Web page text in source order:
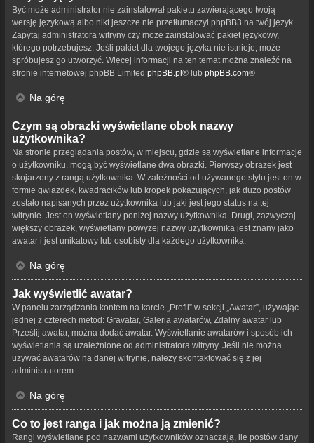
Być może administrator nie zainstalował pakietu zawierającego twoją
wersję językową albo nikt jeszcze nie przetłumaczył phpBB3 na twój język.
Zapytaj administratora witryny czy może zainstalować pakiet językowy,
którego potrzebujesz. Jeśli pakiet dla twojego języka nie istnieje, może
spróbujesz go utworzyć. Więcej informacji na ten temat można znaleźć na
stronie internetowej phpBB Limited phpBB.pl® lub phpBB.com®
Na górę
Czym są obrazki wyświetlane obok nazwy
użytkownika?
Na stronie przeglądania postów, w miejscu, gdzie są wyświetlane informacje
o użytkowniku, mogą być wyświetlane dwa obrazki. Pierwszy obrazek jest
skojarzony z rangą użytkownika. W zależności od używanego stylu jest on w
formie gwiazdek, kwadracików lub kropek pokazujących, jak dużo postów
zostało napisanych przez użytkownika lub jaki jest jego status na tej
witrynie. Jest on wyświetlany poniżej nazwy użytkownika. Drugi, zazwyczaj
większy obrazek, wyświetlany powyżej nazwy użytkownika jest znany jako
awatar i jest unikatowy lub osobisty dla każdego użytkownika.
Na górę
Jak wyświetlić awatar?
W panelu zarządzania kontem na karcie „Profil” w sekcji „Awatar”, używając
jednej z czterech metod: Gravatar, Galeria awatarów, Zdalny awatar lub
Prześlij awatar, można dodać awatar. Wyświetlanie awatarów i sposób ich
wyświetlania są uzależnione od administratora witryny. Jeśli nie można
używać awatarów na danej witrynie, należy skontaktować się z jej
administratorem.
Na górę
Co to jest ranga i jak można ją zmienić?
Rangi wyświetlane pod nazwami użytkowników oznaczają, ile postów dany